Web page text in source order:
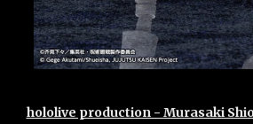
hololive production - Murasaki